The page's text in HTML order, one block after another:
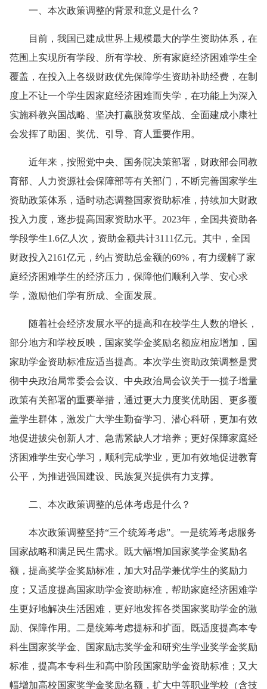
一、本次政策调整的背景和意义是什么？
目前，我国已建成世界上规模最大的学生资助体系，在
范围上实现所有学段、所有学校、所有家庭经济困难学生全
覆盖，在投入上各级财政优先保障学生资助补助经费，在制
度上不让一个学生因家庭经济困难而失学，在功能上为深入
实施科教兴国战略、坚决打赢脱贫攻坚战、全面建成小康社
会发挥了助困、奖优、引导、育人重要作用。
近年来，按照党中央、国务院决策部署，财政部会同教
育部、人力资源社会保障部等有关部门，不断完善国家学生
资助政策体系，适时动态调整国家资助标准，持续加大财政
投入力度，逐步提高国家资助水平。2023年，全国共资助各
学段学生1.6亿人次，资助金额共计3111亿元。其中，全国
财政投入2161亿元，约占资助总金额的69%，有力缓解了家
庭经济困难学生的经济压力，保障他们顺利入学、安心求
学，激励他们学有所成、全面发展。
随着社会经济发展水平的提高和在校学生人数的增长，
部分地方和学校反映，国家奖学金奖励名额应相应增加，国
家助学金资助标准应适当提高。本次学生资助政策调整是贯
彻中央政治局常委会会议、中央政治局会议关于一揽子增量
政策有关部署的重要举措，通过更大力度奖优助困、更多覆
盖学生群体，激发广大学生勤奋学习、潜心科研，更加有效
地促进拔尖创新人才、急需紧缺人才培养；更好保障家庭经
济困难学生安心学习，顺利完成学业，更加有效地促进教育
公平，为推进强国建设、民族复兴提供有力支撑。
二、本次政策调整的总体考虑是什么？
本次政策调整坚持“三个统筹考虑”。一是统筹考虑服务
国家战略和满足民生需求。既大幅增加国家奖学金奖励名
额，提高奖学金奖励标准，加大对品学兼优学生的奖励力
度；又适度提高国家助学金资助标准，帮助家庭经济困难学
生更好地解决生活困难，更好地发挥各类国家奖助学金的激
励、保障作用。二是统筹考虑提标和扩面。既适度提高本专
科生国家奖学金、国家励志奖学金和研究生学业奖学金奖励
标准，提高本专科生和高中阶段国家助学金资助标准；又大
幅增加高校国家奖学金奖励名额，扩大中等职业学校（含技